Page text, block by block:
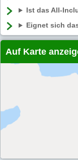
Ist das All-
Eignet sich
Auf Karte